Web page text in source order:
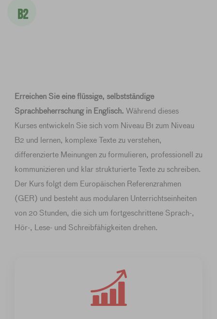
B2
Erreichen Sie eine flüssige, selbstständige
Sprachbeherrschung in Englisch. Während dieses
Kurses entwickeln Sie sich vom Niveau B1 zum Niveau
B2 und lernen, komplexe Texte zu verstehen,
differenzierte Meinungen zu formulieren, professionell zu
kommunizieren und klar strukturierte Texte zu schreiben.
Der Kurs folgt dem Europäischen Referenzrahmen
(GER) und besteht aus modularen Unterrichtseinheiten
von 20 Stunden, die sich um fortgeschrittene Sprach-,
Hör-, Lese- und Schreibfähigkeiten drehen.